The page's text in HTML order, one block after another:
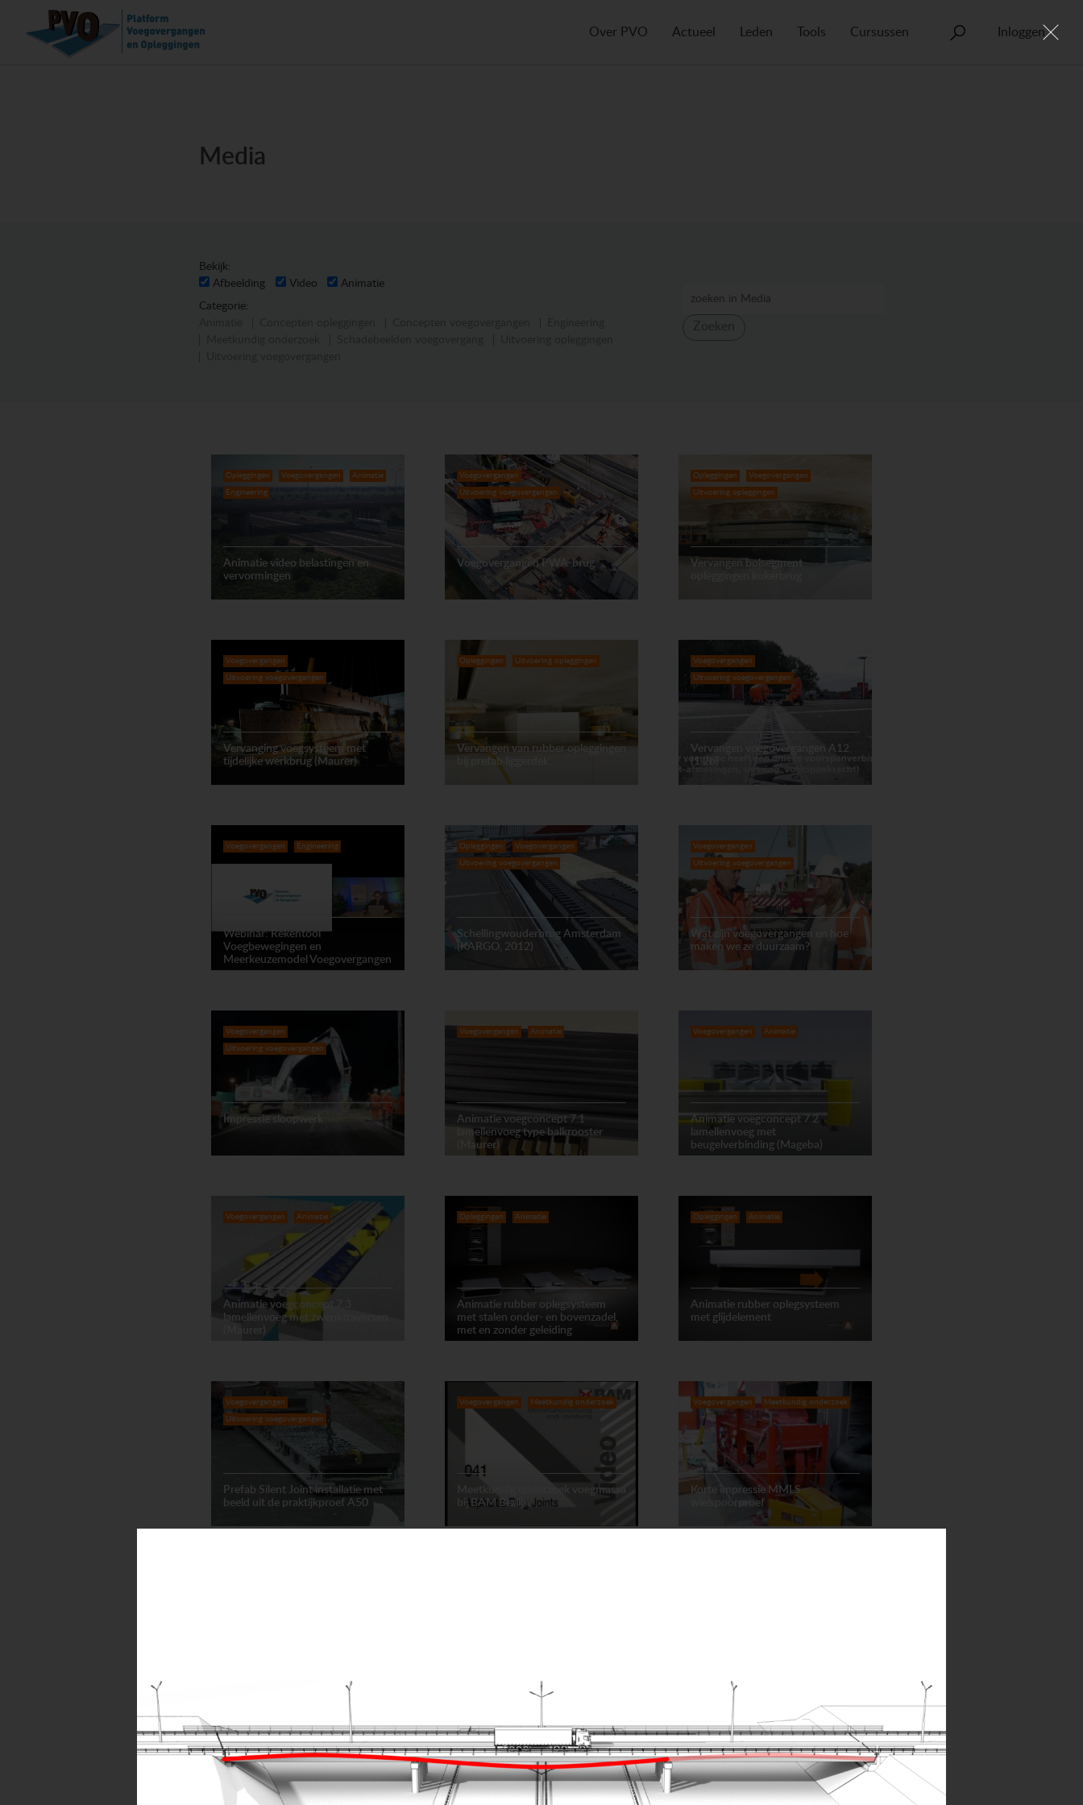
Over PVO Actueel Leden Tools Cursussen Inloggen
Media
Bekijk:
Afbeelding
Video
Animatie
Categorie:
Opleggingen Voegovergangen Animatie
Engineering
Animatie video belastingen en
vervormingen
Voegovergangen
Uitvoering voegovergangen
Voegovergangen PWA-brug
Opleggingen Voegovergangen
Uitvoering opleggingen
Vervangen bolsegment
Voegovergangen
Uitvoering voegovergangen
Vervanging voegsysteem met
tijdelijke werkbrug (Maurer)
Opleggingen Uitvoering opleggingen
Vervangen van rubber opleggingen
bij prefab liggerdek
Voegovergangen
Uitvoering voegovergangen
Vervangen voegovergangen A12
(1.2b)
Voegovergangen Engineering
Webinar: Rekentool
Voegbewegingen en
Meerkeuzemodel Voegovergangen
Opleggingen Voegovergangen
Uitvoering voegovergangen
Schellingwouderbrug Amsterdam
(KARGO, 2012)
Voegovergangen
Uitvoering voegovergangen
Wat zijn voegovergangen en hoe
maken we ze duurzaam?
Voegovergangen
Uitvoering voegovergangen
Impressie sloopwerk
Voegovergangen Animatie
Animatie voegconcept 7.1
lamellenvoeg type balkrooster
(Maurer)
Voegovergangen Animatie
Animatie voegconcept 7.2
lamellenvoeg met
beugelverbinding (Mageba)
Voegovergangen Animatie
Animatie voegconcept 7.3
lamellenvoeg met zwenktraversen
Opleggingen Animatie
Animatie rubber oplegsysteem
met stalen onder- en bovenzadel,
met en zonder geleiding
Opleggingen Animatie
Animatie rubber oplegsysteem
met glijdelement
Voegovergangen
Uitvoering voegovergangen
Prefab Silent Joint installatie met
beeld uit de praktijkproef A50
Voegovergangen Meetkundig onderzoek
Meetkundig onderzoek voegmassa
bij BAM Berlijn
Voegovergangen Meetkundig onderzoek
Korte impressie MMLS
wielspoorproef
lamellenvoeg (7.1)
joint (7.2)
Voegovergangen
Uitvoering voegovergangen
Voegovergangen Animatie Opleggingen Animatie